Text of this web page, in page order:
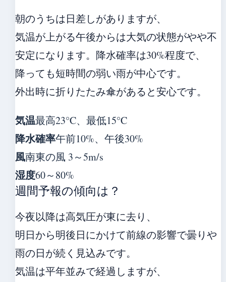
朝のうちは日差しがありますが、
気温が上がる午後からは大気の状態がやや不
安定になります。降水確率は30%程度で、
降っても短時間の弱い雨が中心です。
外出時に折りたたみ傘があると安心です。
気温最高23°C、最低15°C
降水確率午前10%、午後30%
風南東の風 3～5m/s
湿度60～80%
週間予報の傾向は？
今夜以降は高気圧が東に去り、
明日から明後日にかけて前線の影響で曇りや
雨の日が続く見込みです。
気温は平年並みで経過しますが、